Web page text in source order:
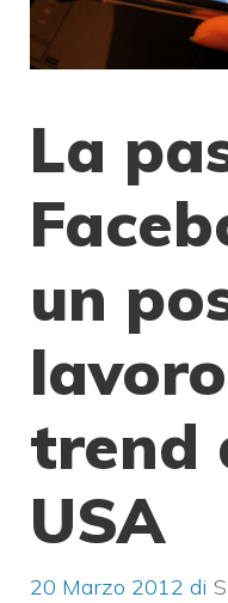
La
un
trend
USA
20 Marzo 2012 di